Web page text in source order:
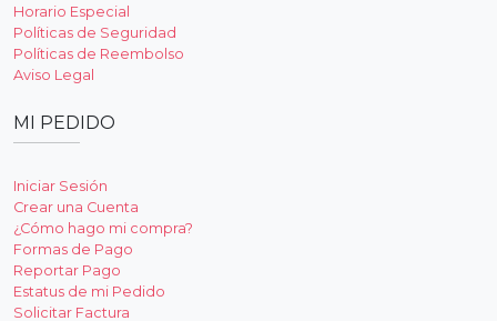
Horario Especial
Políticas de Seguridad
Políticas de Reembolso
Aviso Legal
MI PEDIDO
Iniciar Sesión
Crear una Cuenta
¿Cómo hago mi compra?
Formas de Pago
Reportar Pago
Estatus de mi Pedido
Solicitar Factura